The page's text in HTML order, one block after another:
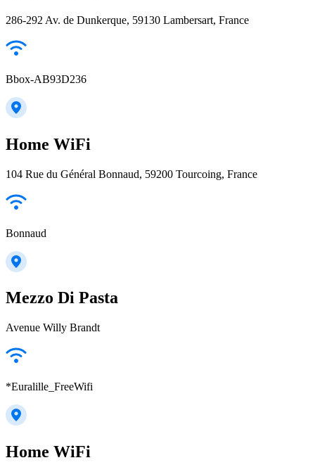
286-292 Av. de Dunkerque, 59130 Lambersart, France
Bbox-AB93D236
Home WiFi
104 Rue du Général Bonnaud, 59200 Tourcoing, France
Bonnaud
Mezzo Di Pasta
Avenue Willy Brandt
*Euralille_FreeWifi
Home WiFi